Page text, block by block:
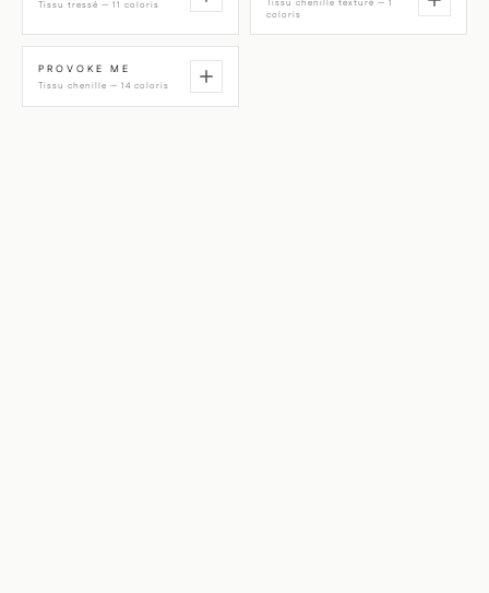
Tissu tressé — 11 coloris
Tissu chenille texturé — 1
coloris
PROVOKE ME
Tissu chenille — 14 coloris